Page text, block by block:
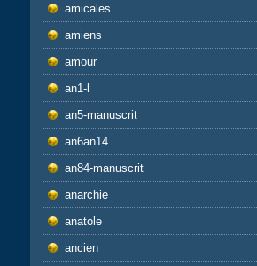
amicales
amiens
amour
an1-l
an5-manuscrit
an6an14
an84-manuscrit
anarchie
anatole
ancien